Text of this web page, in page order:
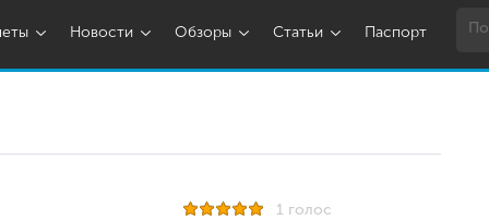
Новости Обзоры Статьи Паспорт
1 голос